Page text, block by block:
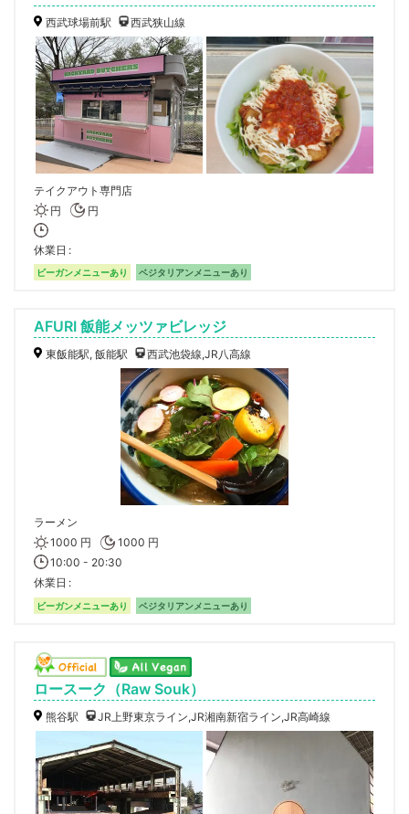
西武球場前駅 西武狭山線
テイクアウト専門店
円
円
休業日
ビーガンメニューあり ベジタリアンメニューあり
AFURI 飯能メッツァビレッジ
東飯能駅, 飯能駅 西武池袋線,JR八高線
ラーメン
1000 円
1000 円
10:00 - 20:30
休業日
ビーガンメニューあり ベジタリアンメニューあり
ロースーク（Raw Souk）
熊谷駅 JR上野東京ライン,JR湘南新宿ライン,JR高崎線